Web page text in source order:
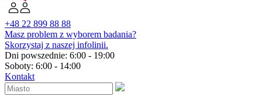
+48 22 899 88 88
Masz problem z wyborem badania?
Skorzystaj z naszej infolinii.
Dni powszednie: 6:00 - 19:00
Soboty: 6:00 - 14:00
Kontakt